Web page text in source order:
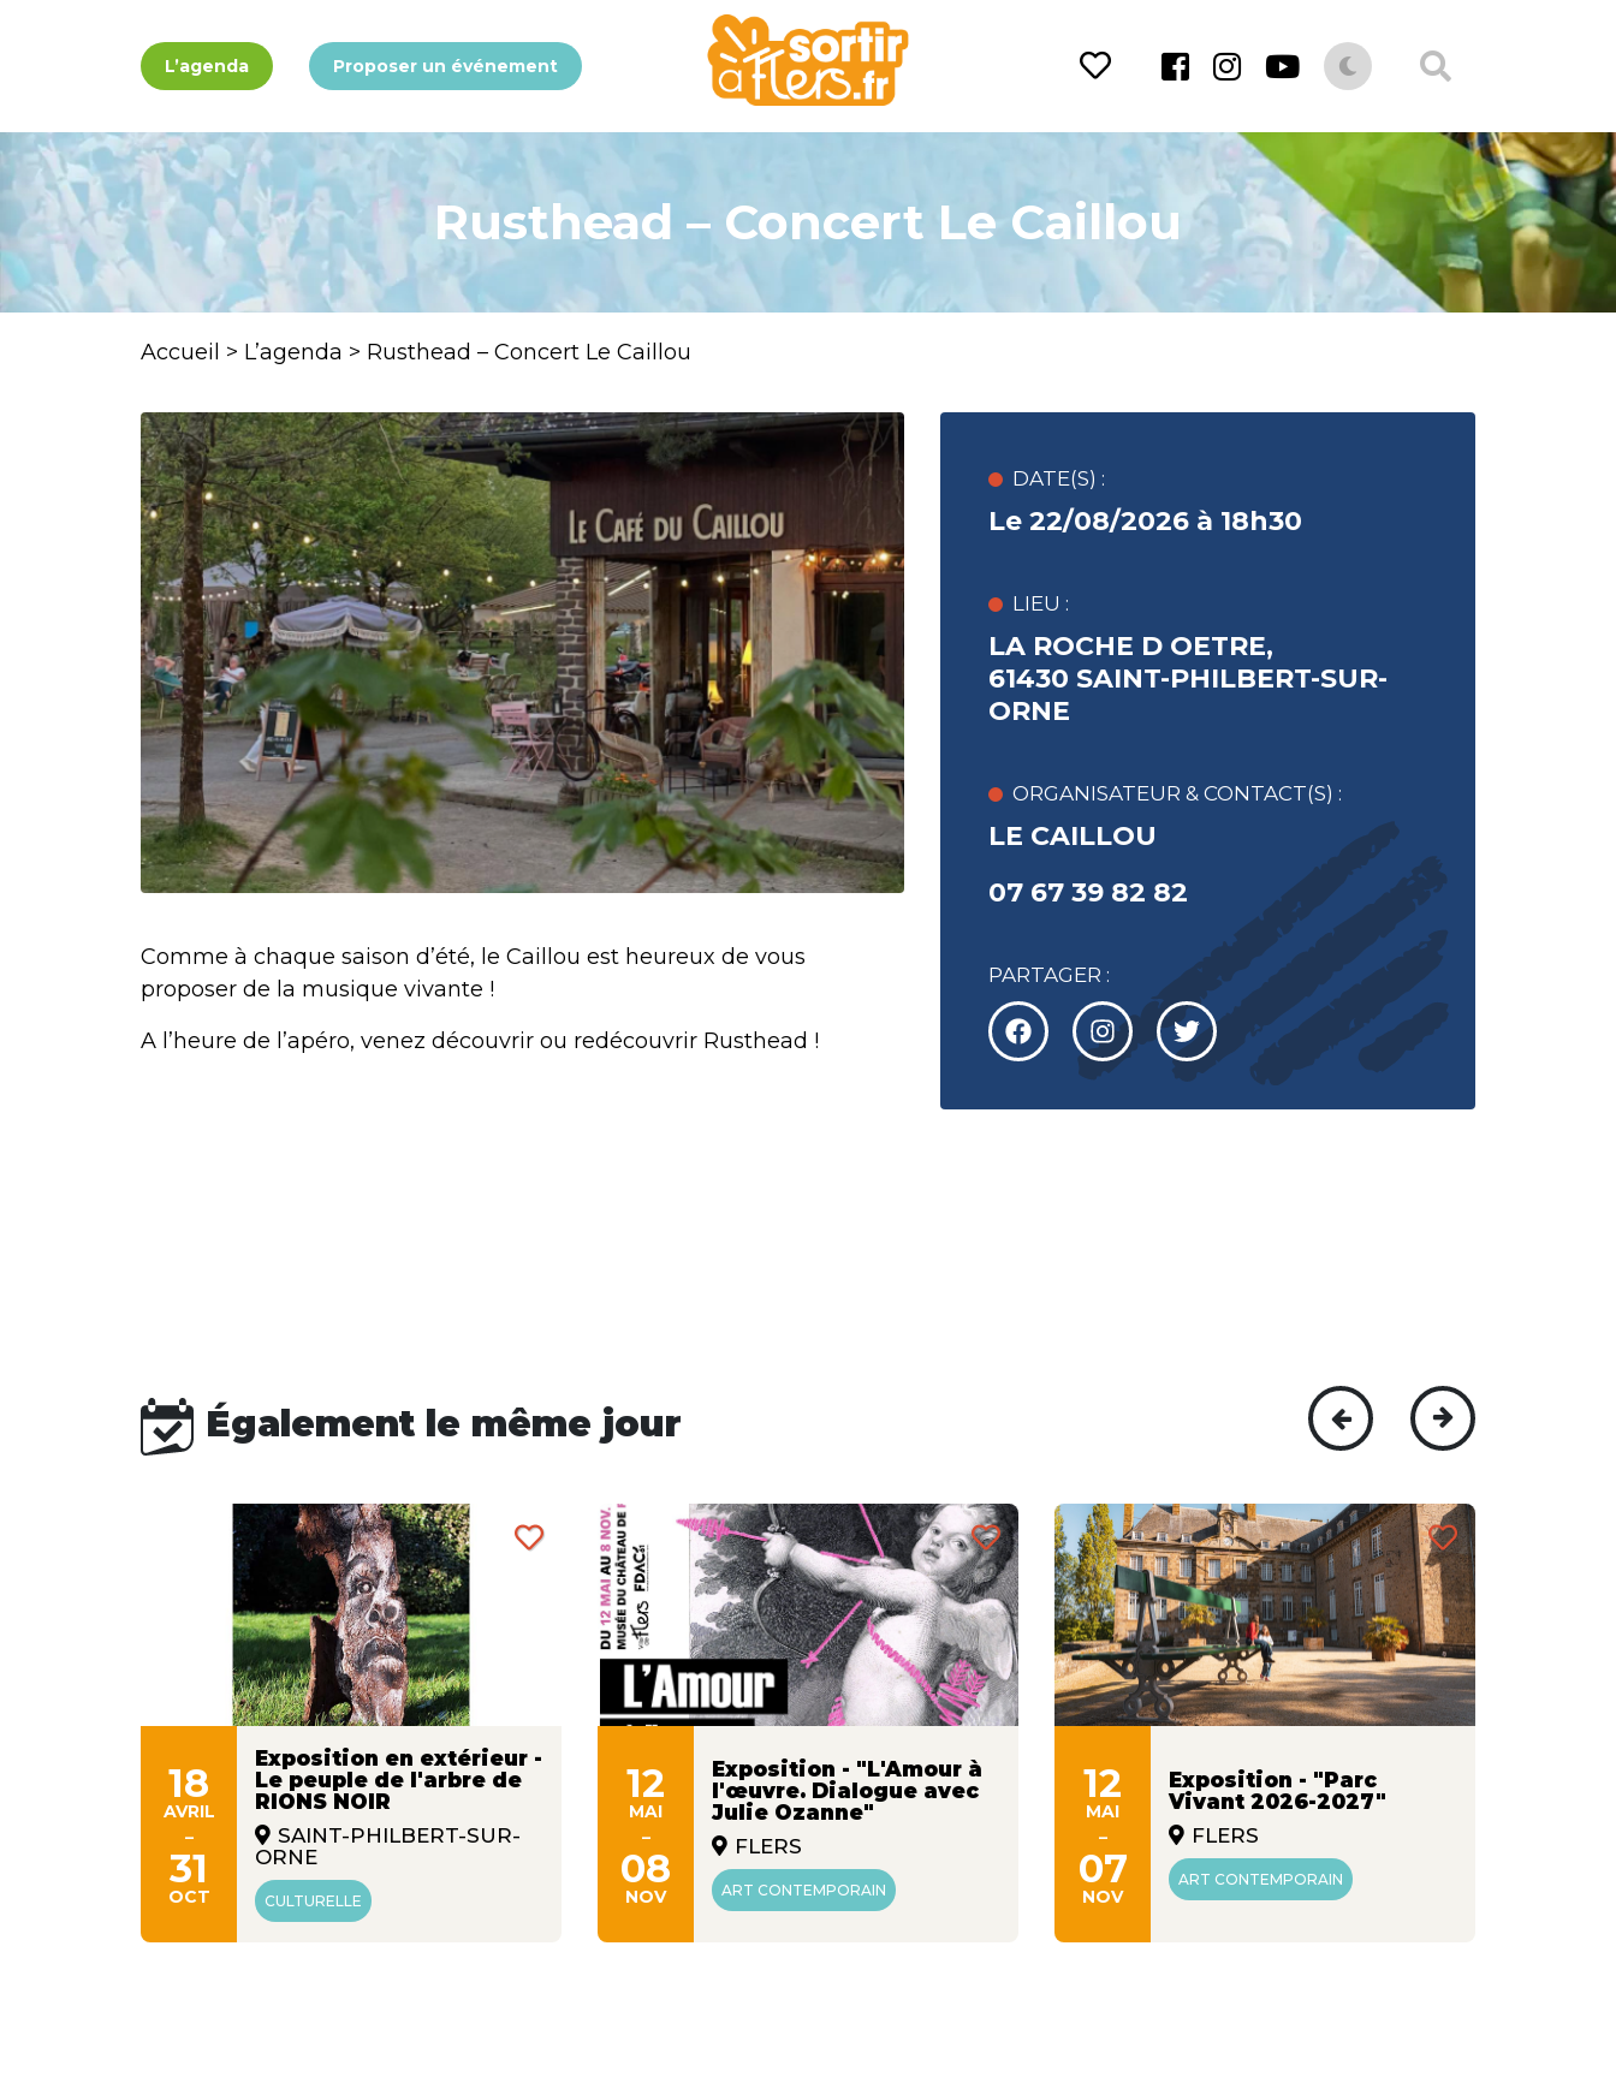
L’agenda Proposer un événement
Rusthead – Concert Le Caillou
Accueil > L’agenda > Rusthead – Concert Le Caillou
Comme à chaque saison d’été, le Caillou est heureux de vous
proposer de la musique vivante !
A l’heure de l’apéro, venez découvrir ou redécouvrir Rusthead !
DATE(S) :
Le 22/08/2026 à 18h30
LIEU :
LA ROCHE D OETRE,
61430 SAINT-PHILBERT-SUR-
ORNE
ORGANISATEUR & CONTACT(S) :
LE CAILLOU
07 67 39 82 82
PARTAGER :
Également le même jour
18
AVRIL
-
31
OCT
Exposition en extérieur -
Le peuple de l'arbre de
RIONS NOIR
SAINT-PHILBERT-SUR-
ORNE
CULTURELLE
12
MAI
-
08
NOV
Exposition - "L'Amour à
l'œuvre. Dialogue avec
Julie Ozanne"
FLERS
ART CONTEMPORAIN
12
MAI
-
07
NOV
Exposition - "Parc
Vivant 2026-2027"
FLERS
ART CONTEMPORAIN